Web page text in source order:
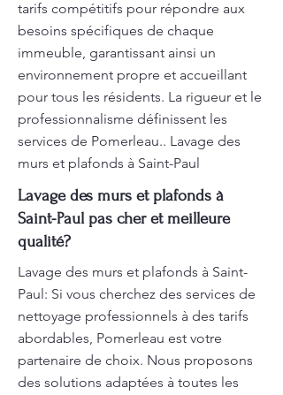
tarifs compétitifs pour répondre aux
besoins spécifiques de chaque
immeuble, garantissant ainsi un
environnement propre et accueillant
pour tous les résidents. La rigueur et le
professionnalisme définissent les
services de Pomerleau.. Lavage des
murs et plafonds à Saint-Paul
Lavage des murs et plafonds à
Saint-Paul pas cher et meilleure
qualité?
Lavage des murs et plafonds à Saint-
Paul: Si vous cherchez des services de
nettoyage professionnels à des tarifs
abordables, Pomerleau est votre
partenaire de choix. Nous proposons
des solutions adaptées à toutes les